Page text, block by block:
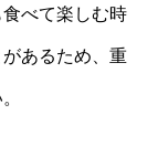
べて楽しむ時
あるため、重